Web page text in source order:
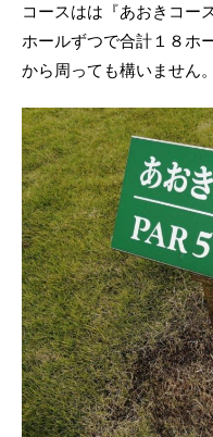
コースはは『あおきコー
ホールずつで合計１８ホ
から周っても構いません。